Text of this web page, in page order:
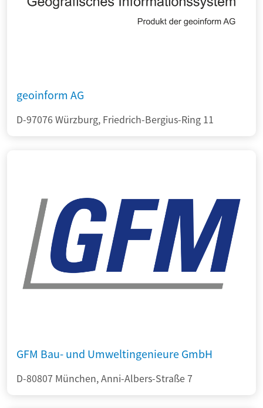
geoinform AG
D-97076 Würzburg, Friedrich-Bergius-Ring 11
GFM Bau- und Umweltingenieure GmbH
D-80807 München, Anni-Albers-Straße 7